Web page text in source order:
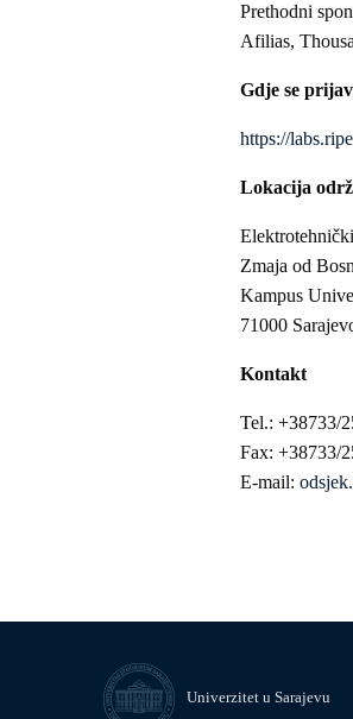
Prethodni
Afilias,
Gdje se
https://
Lokacija
Zmaja od
Kampus
71000
Kontakt
Tel.: +38733/
Fax: +38733/
E-mail:
Univerzitet u Sarajevu